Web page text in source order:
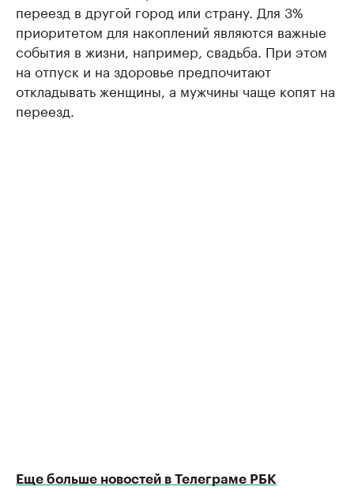
переезд в другой город или страну. Для 3%
приоритетом для накоплений являются важные
события в жизни, например, свадьба. При этом
на отпуск и на здоровье предпочитают
откладывать женщины, а мужчины чаще копят на
переезд.
Еще больше новостей в Телеграме РБК